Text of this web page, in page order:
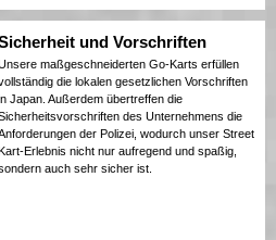
und Vorschriften
maßgeschneiderten Go-Karts erfüllen
die lokalen gesetzlichen Vorschriften
Japan. Außerdem übertreffen die
des Unternehmens die
der Polizei, wodurch unser Street
Kart-Erlebnis nicht nur aufregend und spaßig,
auch sehr sicher ist.